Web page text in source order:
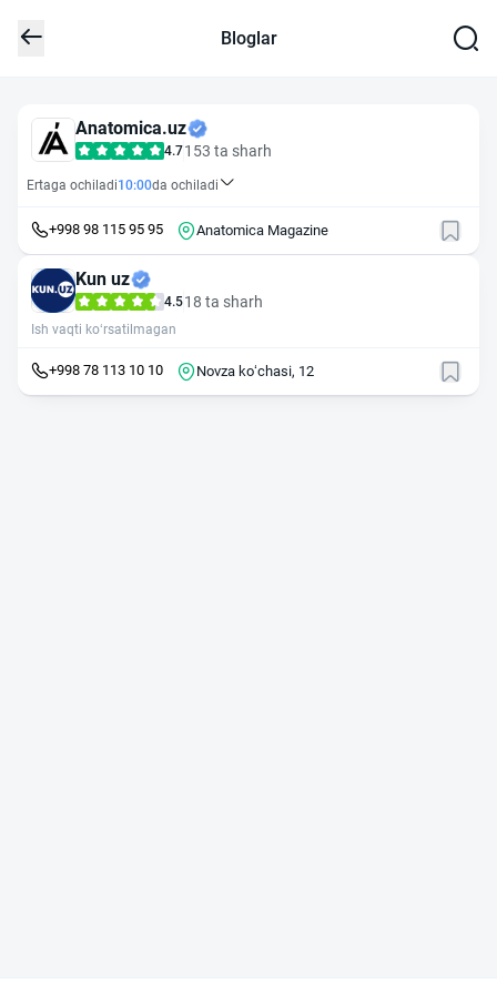
Bloglar
Anatomica.uz
4.7153 ta sharh
Ertaga ochiladi10:00da ochiladi
+998 98 115 95 95 Anatomica Magazine
Kun uz
4.518 ta sharh
Ish vaqti ko‘rsatilmagan
+998 78 113 10 10 Novza koʻchasi, 12